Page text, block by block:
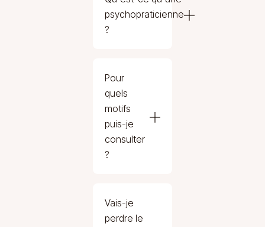
psychopraticienne
?
Pour
quels
motifs
puis-je
consulter
?
Vais-je
perdre le